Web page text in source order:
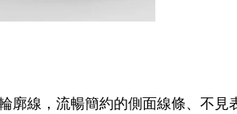
廓線，流暢簡約的側面線條、不見